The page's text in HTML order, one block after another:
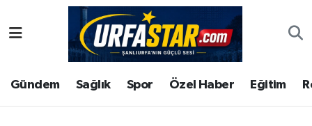
Gündem Sağlık Spor Özel Haber Eğitim
ASAYİS
ÇEVRE
Şanlıurfa Nöbetçi Eczaneler
Şanlıurfa Hava Durumu